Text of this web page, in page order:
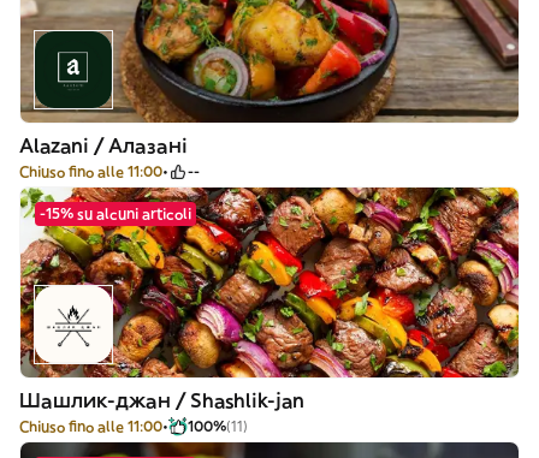
Alazani / Алазані
Chiuso fino alle 11:00 --
-15% su alcuni articoli
Шашлик-джан / Shashlik-jan
Chiuso fino alle 11:00 100%(11)